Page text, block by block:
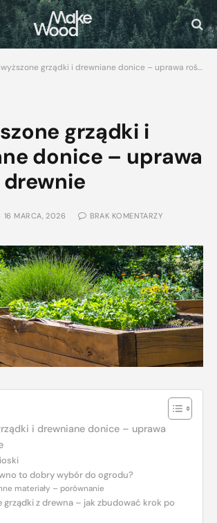
grządki i drewniane donice – uprawa roślin w drewnie
grządki i
donice – uprawa
16 MARCA, 2026 BRAK KOMENTARZY
i drewniane donice – uprawa
to dobry wybór do ogrodu?
materiały – porównanie
grządki z drewna – jak zbudować krok po